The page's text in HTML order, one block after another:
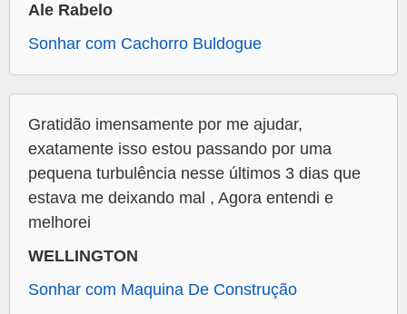
Ale Rabelo
Sonhar com Cachorro Buldogue
Gratidão imensamente por me ajudar,
exatamente isso estou passando por uma
pequena turbulência nesse últimos 3 dias que
estava me deixando mal , Agora entendi e
melhorei
WELLINGTON
Sonhar com Maquina De Construção